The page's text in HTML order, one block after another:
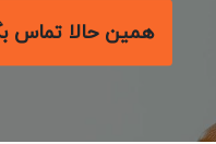
همین حالا تماس